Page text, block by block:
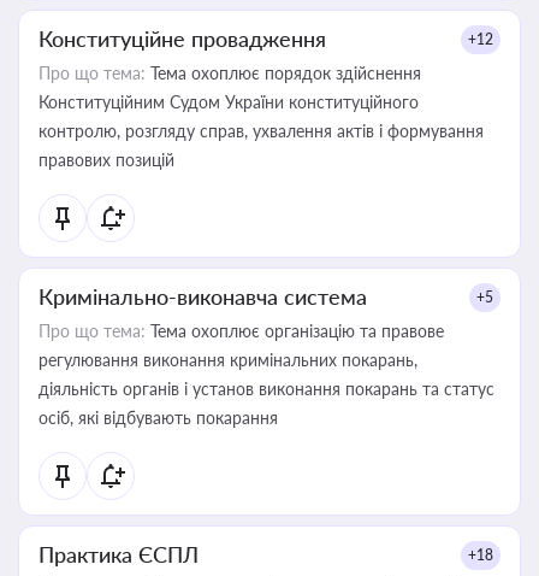
Конституційне провадження +12
Про що тема: Тема охоплює порядок здійснення
Конституційним Судом України конституційного
контролю, розгляду справ, ухвалення актів і формування
правових позицій
Кримінально-виконавча система +5
Про що тема: Тема охоплює організацію та правове
регулювання виконання кримінальних покарань,
діяльність органів і установ виконання покарань та статус
осіб, які відбувають покарання
Практика ЄСПЛ +18